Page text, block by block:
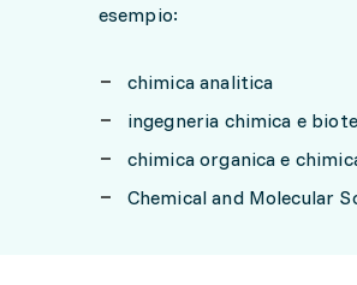
esempio:
chimica analitica
ingegneria chimica e
chimica organica e
Chemical and Molecular